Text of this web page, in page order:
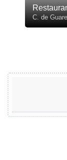
C. de